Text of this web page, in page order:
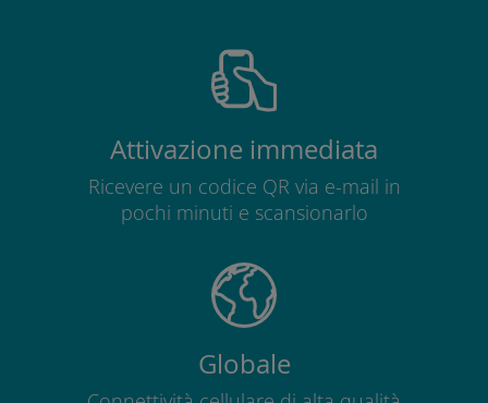
Attivazione immediata
Ricevere un codice QR via e-mail in
pochi minuti e scansionarlo
Globale